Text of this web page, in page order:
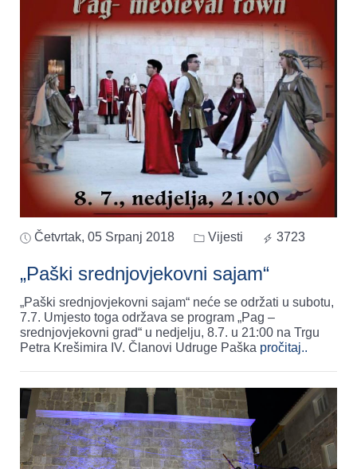
Četvrtak, 05 Srpanj 2018 Vijesti 3723
„Paški srednjovjekovni sajam“
„Paški srednjovjekovni sajam“ neće se održati u subotu,
7.7. Umjesto toga održava se program „Pag –
srednjovjekovni grad“ u nedjelju, 8.7. u 21:00 na Trgu
Petra Krešimira IV. Članovi Udruge Paška pročitaj..